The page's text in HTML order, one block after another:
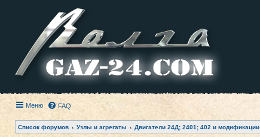
Меню FAQ
Список форумов Узлы и агрегаты Двигатели 24Д; 2401; 402 и модификации